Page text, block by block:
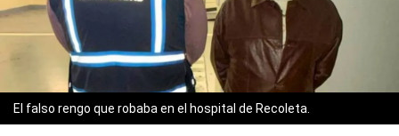
El falso rengo que robaba en el hospital de Recoleta.